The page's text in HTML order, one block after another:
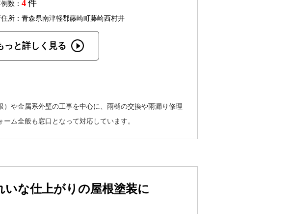
数： 4 件
所：青森県南津軽郡藤崎町藤崎西村井
っと詳しく見る
や金属系外壁の工事を中心に、雨樋の交換や雨漏り修理
ム全般も窓口となって対応しています。
な仕上がりの屋根塗装に